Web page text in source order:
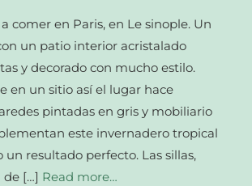
comer en Paris, en Le sinople. Un
un patio interior acristalado
y decorado con mucho estilo.
en un sitio así el lugar hace
pintadas en gris y mobiliario
este invernadero tropical
un resultado perfecto. Las sillas,
[…] Read more…